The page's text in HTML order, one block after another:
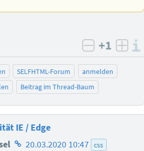
negativ
+1
SELFHTML-Forum
anmelden
Beitrag im Thread-Baum
IE / Edge
Homepage
20.03.2020 10:47 css